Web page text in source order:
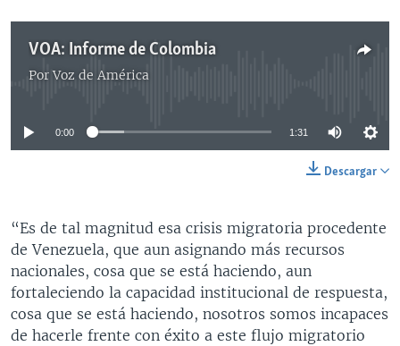
VOA: Informe de Colombia
PorVoz de América
No media source currently available
0:00 1:31
Descargar
“Es de tal magnitud esa crisis migratoria procedente
de Venezuela, que aun asignando más recursos
nacionales, cosa que se está haciendo, aun
fortaleciendo la capacidad institucional de respuesta,
cosa que se está haciendo, nosotros somos incapaces
de hacerle frente con éxito a este flujo migratorio